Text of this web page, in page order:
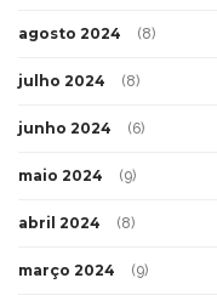
agosto 2024 (8)
julho 2024 (8)
junho 2024 (6)
maio 2024 (9)
abril 2024 (8)
março 2024 (9)